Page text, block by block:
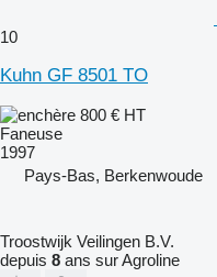
10
Kuhn GF 8501 TO
800 € HT
Faneuse
1997
Pays-Bas, Berkenwoude
Troostwijk Veilingen B.V.
depuis 8 ans sur Agroline